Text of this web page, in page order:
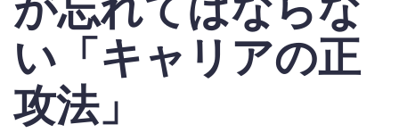
い「キャリアの正
攻法」